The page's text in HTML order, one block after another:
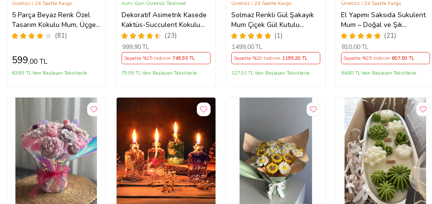
5 Parça Beyaz Renk Özel
Tasarım Kokulu Mum, Üçgen
Vazo, Tealightlık Ve Tepsi
(81)
Ücretsiz / 24 Saatte Kargo
599,00 TL
63,89 TL'den Başlayan Taksitlerle
Dekoratif Asimetrik Kasede
Kaktüs-Succulent Kokulu
Mum
(23)
Aynı Gün Ücretsiz Teslimat
999,90 TL
Sepette %25 İndirim 749,93 TL
79,99 TL'den Başlayan Taksitlerle
Solmaz Renkli Gül Şakayık
Mum Çiçek Gül Kutulu
Aranjmanı Kokulu Mum
Buketi Demeti Ofis İş Sevgili
Özel Nişan Anneler Günü
Hediyelik Doğum Günü
Sıradışı Farklı Ev Hediyesi
(1)
Ücretsiz / 24 Saatte Kargo
1499,00 TL
Sepette %20 İndirim 1199,20 TL
127,91 TL'den Başlayan Taksitlerle
El Yapımı Saksıda Sukulent
Mum – Doğal ve Şık
Dekorasyon! - Hediyelik
Mum (STD)
(21)
Ücretsiz / 24 Saatte Kargo
810,00 TL
Sepette %25 İndirim 607,50 TL
64,80 TL'den Başlayan Taksitlerle